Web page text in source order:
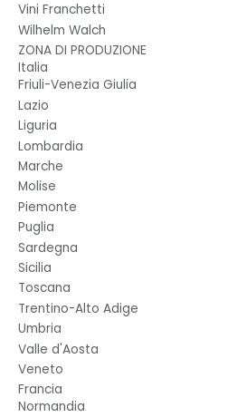
Vini Franchetti
Wilhelm Walch
ZONA DI PRODUZIONE
Italia
Friuli-Venezia Giulia
Lazio
Liguria
Lombardia
Marche
Molise
Piemonte
Puglia
Sardegna
Sicilia
Toscana
Trentino-Alto Adige
Umbria
Valle d'Aosta
Veneto
Francia
Normandia